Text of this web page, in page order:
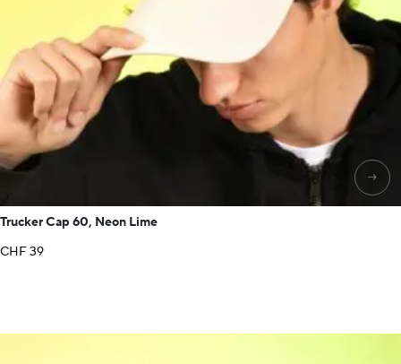
→
Trucker Cap 60, Neon Lime
CHF39